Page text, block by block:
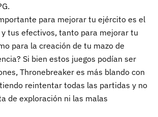
para mejorar tu ejército es el
tus efectivos, tanto para mejorar tu
para la creación de tu mazo de
Si bien estos juegos podían ser
Thronebreaker es más blando con
reintentar todas las partidas y no
de exploración ni las malas